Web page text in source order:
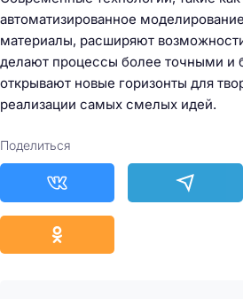
автоматизированное
материалы, расширяют
делают процессы более точными и
открывают новые горизонты для
реализации самых смелых идей.
Поделиться